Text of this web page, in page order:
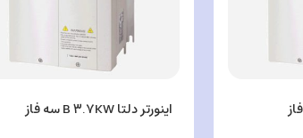
اینورتر دلتا B ۳.۷KW سه فاز